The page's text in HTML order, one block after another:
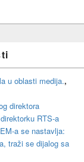
u oblasti medija.,
direktora
RTS-a
a se nastavlja:
traži se dijalog sa